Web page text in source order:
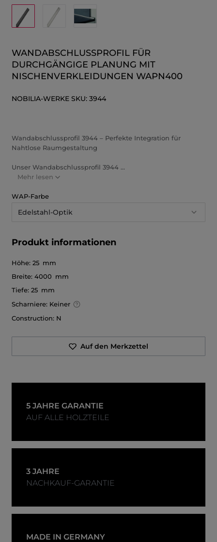
WANDABSCHLUSSPROFIL FÜR
DURCHGÄNGIGE PLANUNG MIT
NISCHENVERKLEIDUNGEN WAPN400
NOBILIA-WERKE SKU: 3944
Wandabschlussprofil 3944 – Perfekte Integration für
Nahtlose Raumgestaltung
Unser Wandabschlussprofil 3944 ...
Mehr lesen
WAP-Farbe
Edelstahl-Optik
Produkt informationen
Höhe: 25 mm
Breite: 4000 mm
Tiefe: 25 mm
Scharniere: Keiner
Construction: N
Auf den Merkzettel
5 JAHRE GARANTIE
AUF ALLE HOLZTEILE
3 JAHRE
NACHKAUF-GARANTIE
MADE IN GERMANY